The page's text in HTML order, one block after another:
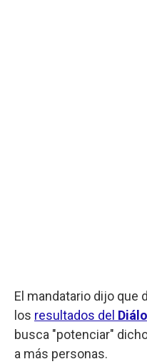
El mandatario dijo que
los resultados del
busca "potenciar"
a más personas.